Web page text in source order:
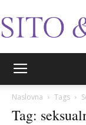
Naslovna Tags
Tag: